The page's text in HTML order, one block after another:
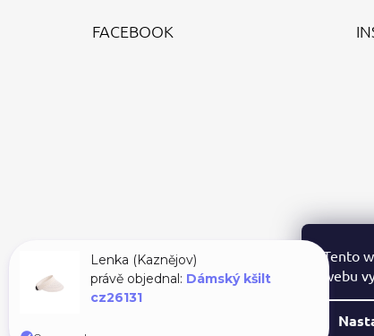
Tento
webu
FACEBOOK
Lenka (Kaznějov)
právě objednal: Dámský kšilt
cz26131